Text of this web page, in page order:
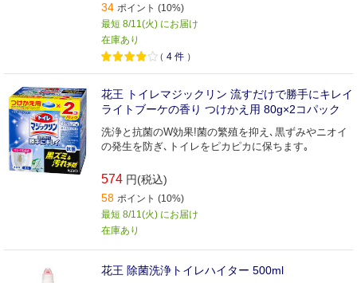
34 ポイント (10%)
最短 8/11(火) にお届け
在庫あり
（ 4 件 ）
花王 トイレマジックリン 流すだけで勝手にキレイ
ライトブーケの香り つけかえ用 80g×2コパック
洗浄と抗菌のW効果!菌の繁殖を抑え､黒ずみやニオイ
の発生を防ぎ､トイレをピカピカに保ちます｡
574 円(税込)
58 ポイント (10%)
最短 8/11(火) にお届け
在庫あり
花王 除菌洗浄トイレハイター 500ml